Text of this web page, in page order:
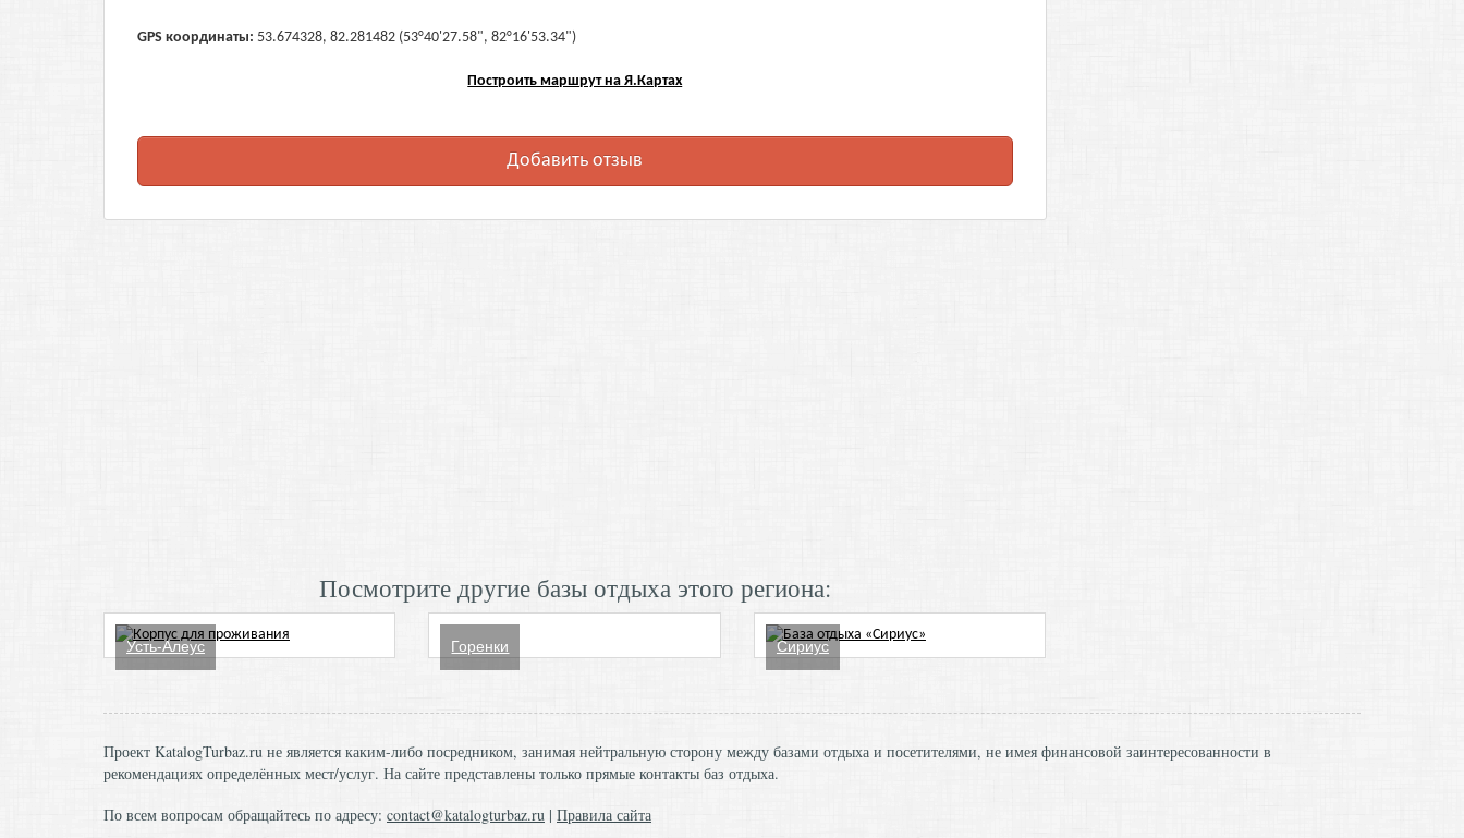
GPS координаты: 53.674328, 82.281482 (53°40'27.58", 82°16'53.34")
Построить маршрут на Я.Картах
Добавить отзыв
Посмотрите другие базы отдыха этого региона:
Усть-Алеус Горенки Сириус
Проект KatalogTurbaz.ru не является каким-либо посредником, занимая нейтральную сторону между базами отдыха и посетителями, не имея финансовой заинтересованности в
рекомендациях определённых мест/услуг. На сайте представлены только прямые контакты баз отдыха.
По всем вопросам обращайтесь по адресу: contact@katalogturbaz.ru | Правила сайта